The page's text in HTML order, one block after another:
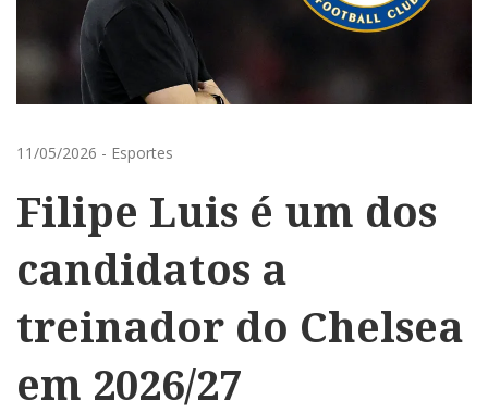
11/05/2026 - Esportes
Filipe Luis é um dos
candidatos a
treinador do Chelsea
em 2026/27